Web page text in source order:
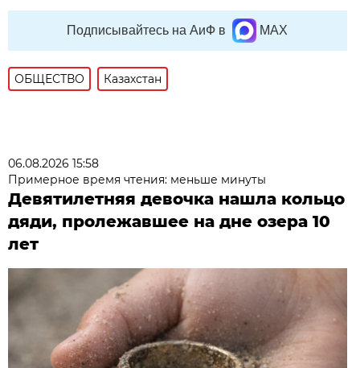
Подписывайтесь на АиФ в MAX
ОБЩЕСТВО Казахстан
06.08.2026 15:58
Примерное время чтения: меньше минуты
Девятилетняя девочка нашла кольцо
дяди, пролежавшее на дне озера 10
лет